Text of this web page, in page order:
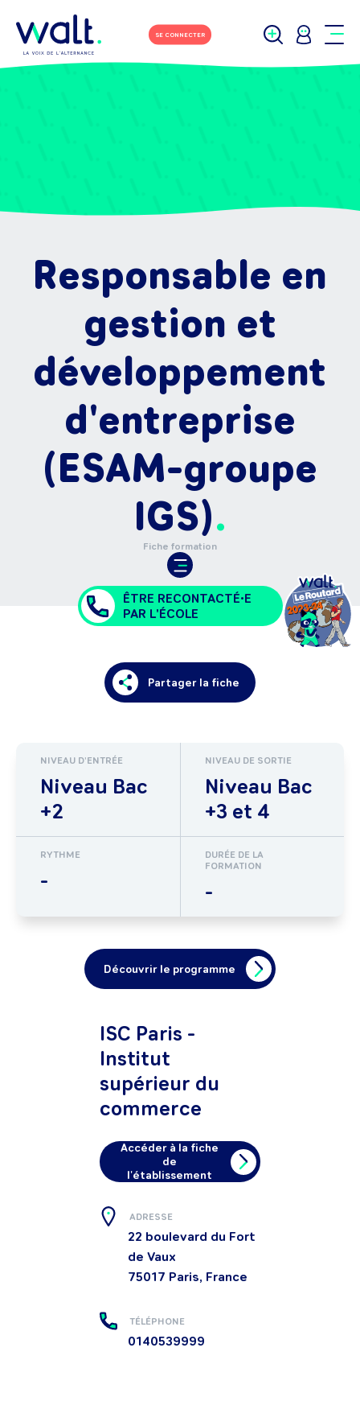
SE CONNECTER
Responsable en
gestion et
développement
d'entreprise
(ESAM-groupe
IGS)
Fiche formation
ÊTRE RECONTACTÉ•E
PAR L'ÉCOLE
Partager la fiche
NIVEAU D'ENTRÉE
Niveau Bac
+2
NIVEAU DE SORTIE
Niveau Bac
+3 et 4
RYTHME
-
DURÉE DE LA
FORMATION
-
Découvrir le programme
ISC Paris -
Institut
supérieur du
commerce
Accéder à la fiche
de
l'établissement
ADRESSE
22 boulevard du Fort
de Vaux
75017 Paris, France
TÉLÉPHONE
0140539999